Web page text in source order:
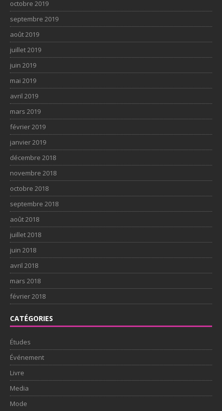
octobre 2019
septembre 2019
août 2019
juillet 2019
juin 2019
mai 2019
avril 2019
mars 2019
février 2019
janvier 2019
décembre 2018
novembre 2018
octobre 2018
septembre 2018
août 2018
juillet 2018
juin 2018
avril 2018
mars 2018
février 2018
CATÉGORIES
Études
Événement
Livre
Media
Mode